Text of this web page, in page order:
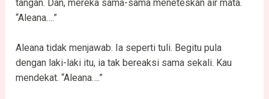
tangan. Dan, mereka sama-sama meneteskan air mata.
“Aleana….”
Aleana tidak menjawab. Ia seperti tuli. Begitu pula
dengan laki-laki itu, ia tak bereaksi sama sekali. Kau
mendekat. “Aleana….”